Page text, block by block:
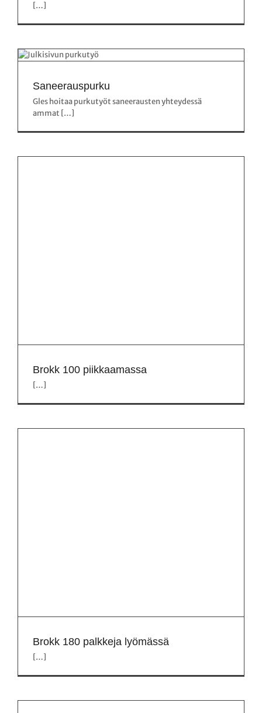
[…]
Saneerauspurku
Gles hoitaa purkutyöt saneerausten yhteydessä
ammat […]
Brokk 100 piikkaamassa
[…]
Brokk 180 palkkeja lyömässä
[…]